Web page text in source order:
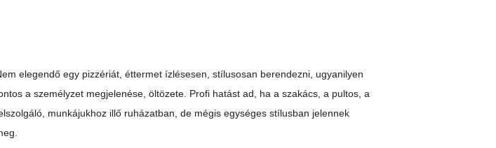
elegendő egy pizzériát, éttermet ízlésesen, stílusosan berendezni, ugyanilyen
a személyzet megjelenése, öltözete. Profi hatást ad, ha a szakács, a pultos, a
munkájukhoz illő ruházatban, de mégis egységes stílusban jelennek